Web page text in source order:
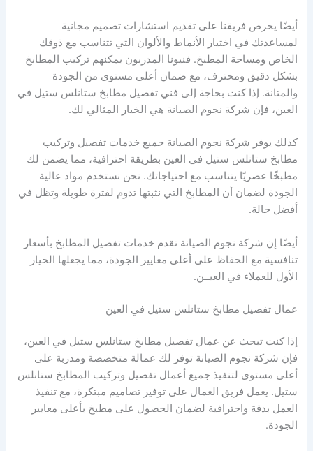
أيضًا يحرص فريقنا على تقديم استشارات تصميم مجانية
لمساعدتك في اختيار الأنماط والألوان التي تتناسب مع ذوقك
الخاص ومساحة المطبخ. فنيونا المدربون يمكنهم تركيب المطابخ
بشكل دقيق ومحترف، مع ضمان أعلى مستوى من الجودة
والمتانة. إذا كنت بحاجة إلى فني تفصيل مطابخ ستانلس ستيل في
العين، فإن شركة نجوم الصيانة هي الخيار المثالي لك.
كذلك يوفر شركة نجوم الصيانة جميع خدمات تفصيل وتركيب
مطابخ ستانلس ستيل في العين بطريقة احترافية، مما يضمن لك
مطبخًا عصريًا يتناسب مع احتياجاتك. نحن نستخدم مواد عالية
الجودة لضمان أن المطابخ التي نثبتها تدوم لفترة طويلة وتظل في
أفضل حالة.
أيضًا إن شركة نجوم الصيانة تقدم خدمات تفصيل المطابخ بأسعار
تنافسية مع الحفاظ على أعلى معايير الجودة، مما يجعلها الخيار
الأول للعملاء في العيــن.
عمال تفصيل مطابخ ستانلس ستيل في العين
إذا كنت تبحث عن عمال تفصيل مطابخ ستانلس ستيل في العين،
فإن شركة نجوم الصيانة توفر لك عمالة متخصصة ومدربة على
أعلى مستوى لتنفيذ جميع أعمال تفصيل وتركيب المطابخ ستانلس
ستيل. يعمل فريق العمال على توفير تصاميم مبتكرة، مع تنفيذ
العمل بدقة واحترافية لضمان الحصول على مطبخ بأعلى معايير
الجودة.